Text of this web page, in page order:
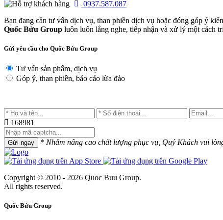
0937.587.087
Bạn đang cần tư vấn dịch vụ, than phiền dịch vụ hoặc đóng góp ý
Quốc Bửu Group luôn luôn lắng nghe, tiếp nhận và xử lý một cách
Gửi yêu cầu cho Quốc Bửu Group
Tư vấn sản phẩm, dịch vụ
Góp ý, than phiền, báo cáo lừa đảo
168981
Gửi ngay * Nhằm nâng cao chất lượng phục vụ, Quý Khách vui
Copyright © 2010 - 2026 Quoc Buu Group.
All rights reserved.
Quốc Bửu Group